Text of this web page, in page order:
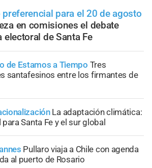
para el 20 de agosto
en comisiones el debate
de Santa Fe
de Estamos a Tiempo Tres
santafesinos entre los firmantes de
La adaptación climática:
Santa Fe y el sur global
Pullaro viaja a Chile con agenda
al puerto de Rosario